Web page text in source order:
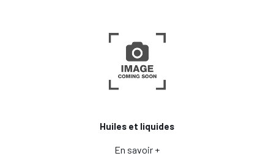
Huiles et liquides
En savoir +